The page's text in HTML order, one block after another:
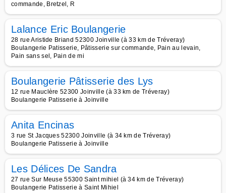
commande, Bretzel, R
Lalance Eric Boulangerie
28 rue Aristide Briand 52300 Joinville (à 33 km de Tréveray)
Boulangerie Patisserie, Pâtisserie sur commande, Pain au levain,
Pain sans sel, Pain de mi
Boulangerie Pâtisserie des Lys
12 rue Mauclère 52300 Joinville (à 33 km de Tréveray)
Boulangerie Patisserie à Joinville
Anita Encinas
3 rue St Jacques 52300 Joinville (à 34 km de Tréveray)
Boulangerie Patisserie à Joinville
Les Délices De Sandra
27 rue Sur Meuse 55300 Saint mihiel (à 34 km de Tréveray)
Boulangerie Patisserie à Saint Mihiel